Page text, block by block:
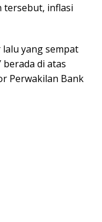
tersebut, inflasi
yang sempat
di atas
Perwakilan Bank